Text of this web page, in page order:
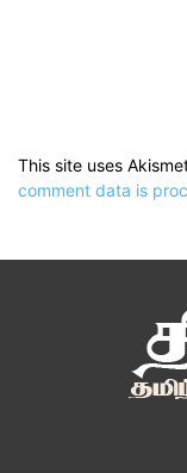
This site uses
comment data is